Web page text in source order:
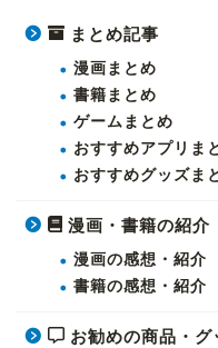
まとめ記事
漫画まとめ
書籍まとめ
ゲームまとめ
おすすめアプリま
おすすめグッズま
漫画・書籍の紹介
漫画の感想・紹介
書籍の感想・紹介
お勧めの商品・グ